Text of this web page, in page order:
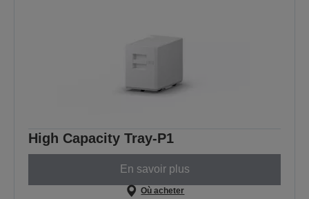
High Capacity Tray-P1
En savoir plus
Où acheter